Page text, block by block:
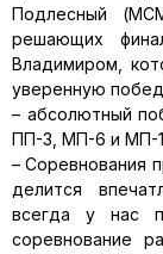
Подлесный
решающих
Владимиром,
уверенную
– абсолютный
ПП-3, МП-6 и МП-
– Соревнования
делится
всегда у нас
соревнование